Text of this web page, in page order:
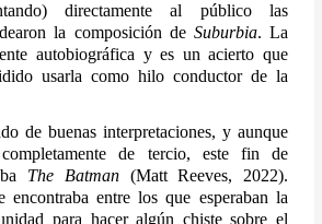
directamente al público las
la composición de Suburbia. La
autobiográfica y es un acierto que
usarla como hilo conductor de la
de tercio, este fin de
The Batman (Matt Reeves, 2022).
encontraba entre los que esperaban la
para hacer algún chiste sobre el